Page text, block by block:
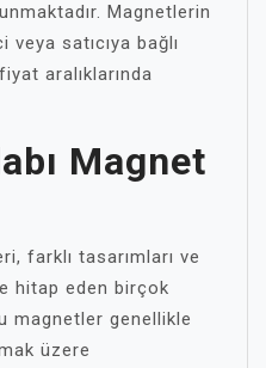
Magnetlerin
satıcıya bağlı
aralıklarında
Magnet
farklı tasarımları ve
hitap eden birçok
magnetler genellikle
üzere